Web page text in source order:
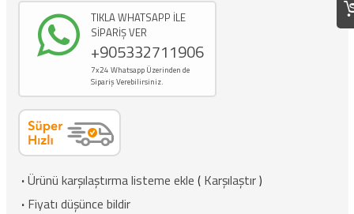
TIKLA WHATSAPP İLE
SİPARİŞ VER
+905332711906
7x24 Whatsapp Üzerinden de
Sipariş Verebilirsiniz.
·Ürünü karşılaştırma listeme ekle ( Karşılaştır)
· Fiyatı düşünce bildir